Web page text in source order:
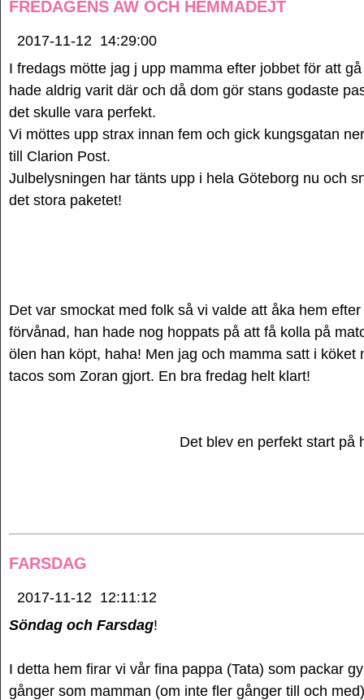
FREDAGENS AW OCH HEMMADEJT
2017-11-12 14:29:00
I fredags mötte jag j upp mamma efter jobbet för att
hade aldrig varit där och då dom gör stans godaste
det skulle vara perfekt.
Vi möttes upp strax innan fem och gick kungsgatan
till Clarion Post.
Julbelysningen har tänts upp i hela Göteborg nu och
det stora paketet!
Det var smockat med folk så vi valde att åka hem
förvånad, han hade nog hoppats på att få kolla på
ölen han köpt, haha! Men jag och mamma satt i köket
tacos som Zoran gjort. En bra fredag helt klart!
Det blev en perfekt start på
FARSDAG
2017-11-12 12:11:12
Söndag och Farsdag!
I detta hem firar vi vår fina pappa (Tata) som packar
gånger som mamman (om inte fler gånger till och